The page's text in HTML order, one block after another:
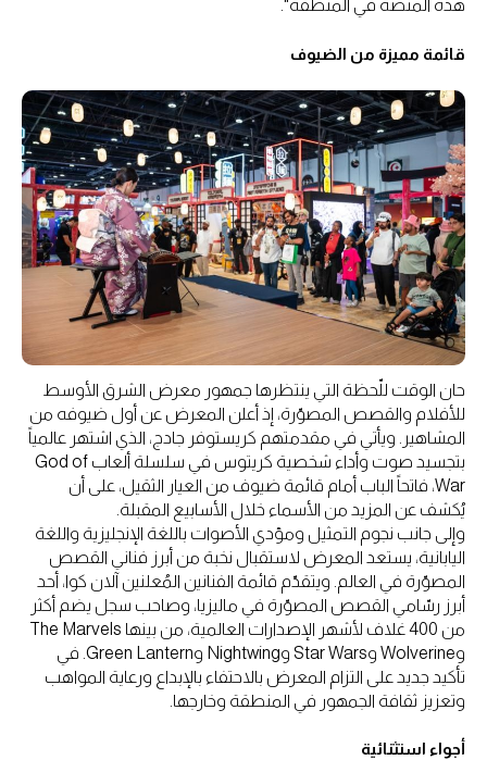
هذه المنصة في المنطقة".
قائمة مميزة من الضيوف
حان الوقت للّحظة التي ينتظرها جمهور معرض الشرق الأوسط
للأفلام والقصص المصوّرة، إذ أعلن المعرض عن أول ضيوفه من
المشاهير. ويأتي في مقدمتهم كريستوفر جادج، الذي اشتهر عالمياً
بتجسيد صوت وأداء شخصية كريتوس في سلسلة ألعاب God of
War، فاتحاً الباب أمام قائمة ضيوف من العيار الثقيل، على أن
يُكشف عن المزيد من الأسماء خلال الأسابيع المقبلة.
وإلى جانب نجوم التمثيل ومؤدي الأصوات باللغة الإنجليزية واللغة
اليابانية، يستعد المعرض لاستقبال نخبة من أبرز فناني القصص
المصوّرة في العالم. ويتقدّم قائمة الفنانين المُعلنين آلان كوا، أحد
أبرز رسّامي القصص المصوّرة في ماليزيا، وصاحب سجل يضم أكثر
من 400 غلاف لأشهر الإصدارات العالمية، من بينها The Marvels
وWolverine وStar Wars وNightwing وGreen Lantern. في
تأكيد جديد على التزام المعرض بالاحتفاء بالإبداع ورعاية المواهب
وتعزيز ثقافة الجمهور في المنطقة وخارجها.
أجواء استثنائية